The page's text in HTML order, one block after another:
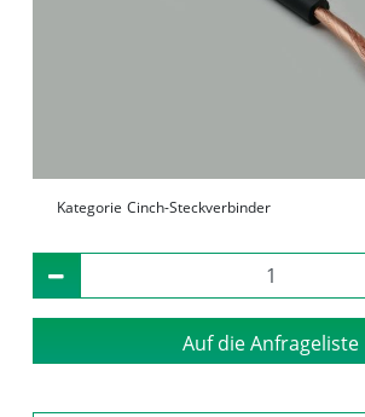
Kategorie Cinch-Steckverbinder
Auf die Anfrageliste